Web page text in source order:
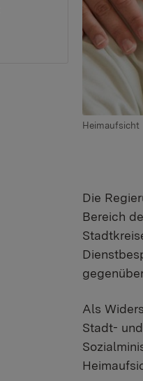
Heimaufsicht
Die
Bereich
Als
Stadt-